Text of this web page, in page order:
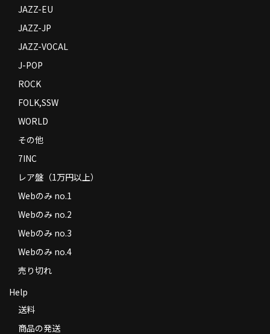
JAZZ-EU
JAZZ-JP
JAZZ-VOCAL
J-POP
ROCK
FOLK,SSW
WORLD
その他
7INC
レア盤（1万円以上）
Webのみ no.1
Webのみ no.2
Webのみ no.3
Webのみ no.4
売り切れ
Help
送料
商品の発送